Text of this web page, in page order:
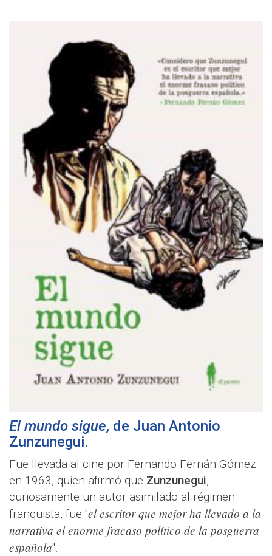
El mundo sigue, de Juan Antonio
Zunzunegui.
Fue llevada al cine por Fernando Fernán Gómez
en 1963, quien afirmó que Zunzunegui,
curiosamente un autor asimilado al régimen
franquista, fue "el escritor que mejor ha llevado a la
narrativa el enorme fracaso político de la posguerra
española".